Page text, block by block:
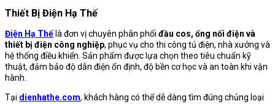
Thiết Bị Điện Hạ Thế
Điện Hạ Thế là đơn vị chuyên phân phối đầu cos, ống nối điện và
thiết bị điện công nghiệp, phục vụ cho thi công tủ điện, nhà xưởng và
hệ thống điều khiển. Sản phẩm được lựa chọn theo tiêu chuẩn kỹ
thuật, đảm bảo độ dẫn điện ổn định, độ bền cơ học và an toàn khi vận
hành.
Tại dienhathe.com, khách hàng có thể dễ dàng tìm đúng chủng loại